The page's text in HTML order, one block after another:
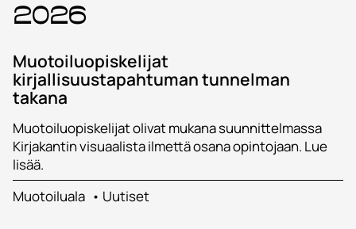
2026
Muotoiluopiskelijat
kirjallisuustapahtuman tunnelman
takana
Muotoiluopiskelijat olivat mukana suunnittelmassa
Kirjakantin visuaalista ilmettä osana opintojaan. Lue
lisää.
Muotoiluala
Uutiset